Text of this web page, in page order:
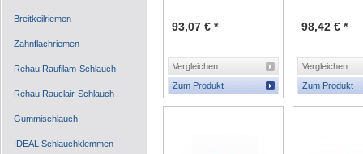
Breitkeilriemen
Zahnflachriemen
Rehau Raufilam-Schlauch
Rehau Rauclair-Schlauch
Gummischlauch
IDEAL Schlauchklemmen
93,07 € *
Vergleichen
Zum Produkt
98,42 € *
Vergleichen
Zum Produkt